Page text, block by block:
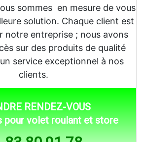
sommes en mesure de vous
solution. Chaque client est
notre entreprise ; nous avons
sur des produits de qualité
service exceptionnel à nos
clients.
RENDEZ-VOUS
pour volet roulant et store